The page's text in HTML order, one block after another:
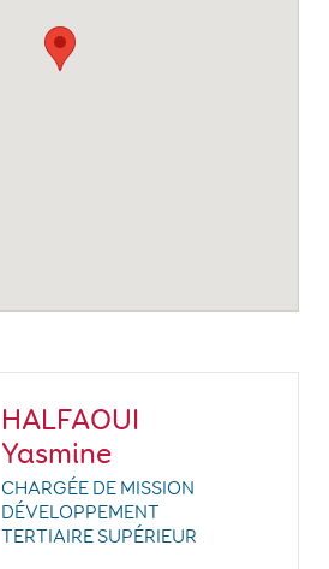
HALFAOUI
Yasmine
CHARGÉE DE MISSION
DÉVELOPPEMENT
TERTIAIRE SUPÉRIEUR